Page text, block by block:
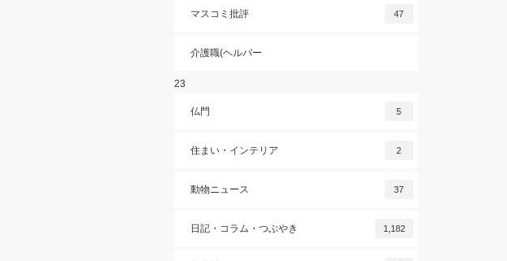
マスコミ批評 47
介護職(ヘルパー
23
仏門 5
住まい・インテリア 2
動物ニュース 37
日記・コラム・つぶやき 1,182